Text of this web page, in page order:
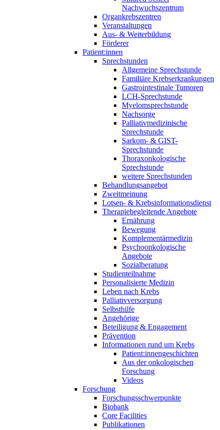
Nachwuchszentrum
Organkrebszentren
Veranstaltungen
Aus- & Weiterbildung
Förderer
Patient:innen
Sprechstunden
Allgemeine Sprechstunde
Familiäre Krebserkrankungen
Gastrointestinale Tumoren
LCH-Sprechstunde
Myelomsprechstunde
Nachsorge
Palliativmedizinische
Sprechstunde
Sarkom- & GIST-
Sprechstunde
Thoraxonkologische
Sprechstunde
weitere Sprechstunden
Behandlungsangebot
Zweitmeinung
Lotsen- & Krebsinformationsdienst
Therapiebegleitende Angebote
Ernährung
Bewegung
Komplementärmedizin
Psychoonkologische
Angebote
Sozialberatung
Studienteilnahme
Personalisierte Medizin
Leben nach Krebs
Palliativversorgung
Selbsthilfe
Angehörige
Beteiligung & Engagement
Prävention
Informationen rund um Krebs
Patient:innengeschichten
Aus der onkologischen
Forschung
Videos
Forschung
Forschungsschwerpunkte
Biobank
Core Facilities
Publikationen